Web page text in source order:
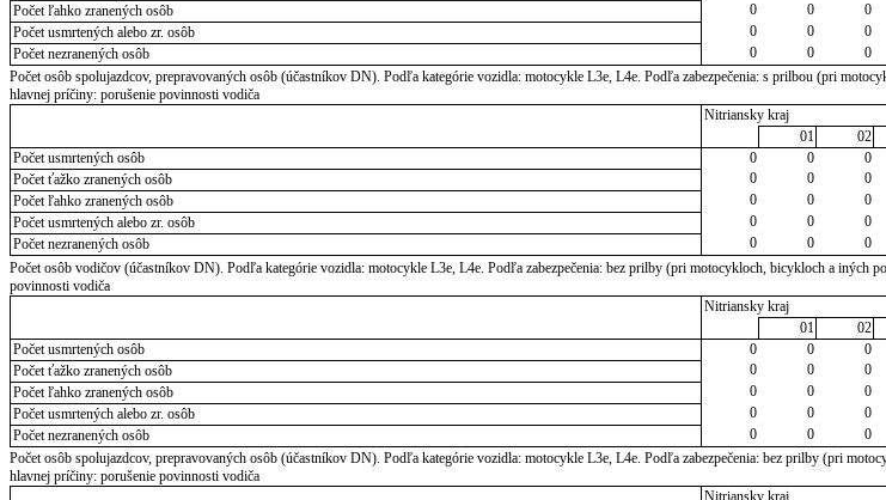
Počet ľahko zranených osôb
0 0 0
Počet usmrtených alebo zr. osôb
0 0 0
Počet nezranených osôb
0 0 0
Počet osôb spolujazdcov, prepravovaných osôb (účastníkov DN). Podľa kategórie vozidla: motocykle L3e, L4e. Podľa zabezpečenia: s prilbou (pri
hlavnej príčiny: porušenie povinnosti vodiča
Nitriansky kraj
01
02
Počet usmrtených osôb
0 0 0
Počet ťažko zranených osôb
0 0 0
Počet ľahko zranených osôb
0 0 0
Počet usmrtených alebo zr. osôb
0 0 0
Počet nezranených osôb
0 0 0
Počet osôb vodičov (účastníkov DN). Podľa kategórie vozidla: motocykle L3e, L4e. Podľa zabezpečenia: bez prilby (pri motocykloch, bicykloch a iných
povinnosti vodiča
Nitriansky kraj
01
02
Počet usmrtených osôb
0 0 0
Počet ťažko zranených osôb
0 0 0
Počet ľahko zranených osôb
0 0 0
Počet usmrtených alebo zr. osôb
0 0 0
Počet nezranených osôb
0 0 0
Počet osôb spolujazdcov, prepravovaných osôb (účastníkov DN). Podľa kategórie vozidla: motocykle L3e, L4e. Podľa zabezpečenia: bez prilby (pri
hlavnej príčiny: porušenie povinnosti vodiča
Nitriansky kraj